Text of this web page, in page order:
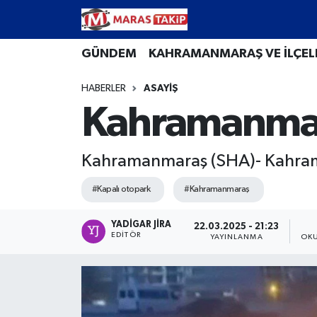
GÜNDEM KAHRAMANMARAŞ VE
HABERLER ASAYİŞ
Kahramanmaraş (SHA)-
#Kapalı otopark #Kahramanmaraş
YADIGAR JIRA
EDITÖR
22.03.2025 - 21:23
YAYINLANMA
Kahramanmaraş Nöbetçi Eczaneler
Kahramanmaraş Hava Durumu
Kahramanmaraş Namaz Vakitleri
Kahramanmaraş Trafik Yoğunluk Haritası
Tüm Manşetler
Son Dakika Haberleri
Haber Arşivi